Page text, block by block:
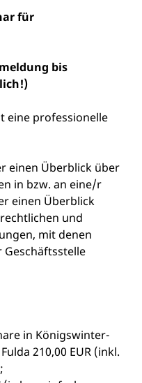
für
bis
eine professionelle
einen Überblick über
in bzw. an eine/r
einen Überblick
und
mit denen
in Königswinter-
210,00 EUR (inkl.